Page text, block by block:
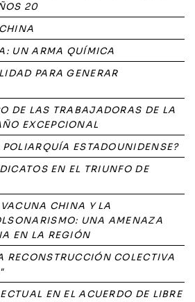
20
UN ARMA QUÍMICA
PARA GENERAR
DE LAS TRABAJADORAS DE LA
EXCEPCIONAL
ESTADOUNIDENSE?
EN EL TRIUNFO DE
CHINA Y LA
UNA AMENAZA
EN LA REGIÓN
RECONSTRUCCIÓN COLECTIVA
EN EL ACUERDO DE LIBRE